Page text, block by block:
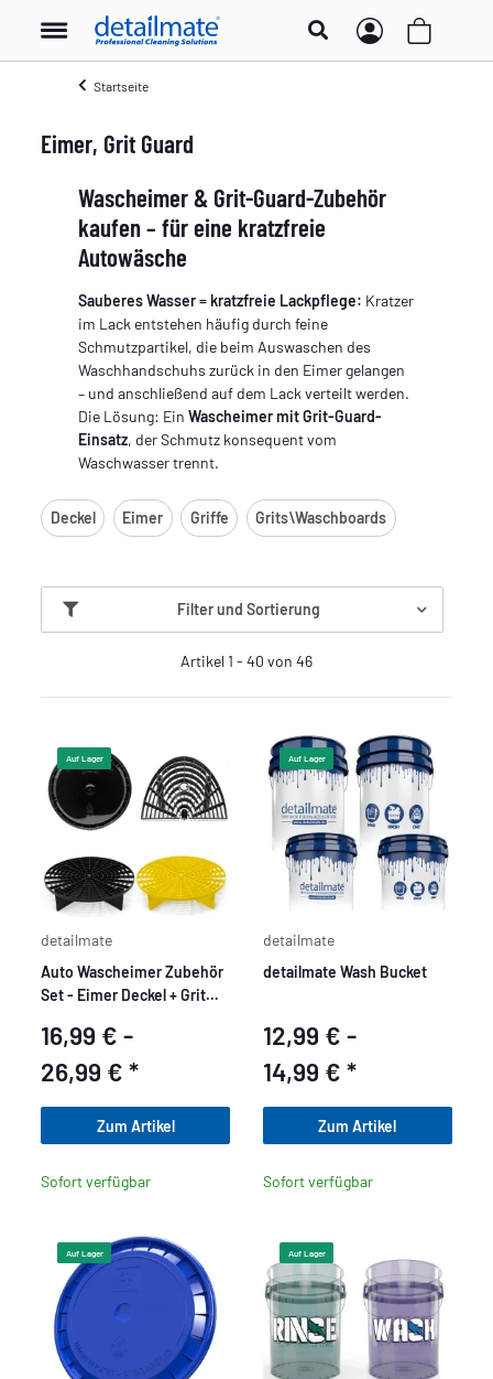
Startseite
Eimer, Grit Guard
Wascheimer & Grit-Guard-Zubehör
kaufen – für eine kratzfreie
Autowäsche
Sauberes Wasser = kratzfreie Lackpflege: Kratzer
im Lack entstehen häufig durch feine
Schmutzpartikel, die beim Auswaschen des
Waschhandschuhs zurück in den Eimer gelangen
– und anschließend auf dem Lack verteilt werden.
Die Lösung: EinWascheimer mit Grit-Guard-
Einsatz, der Schmutz konsequent vom
Waschwasser trennt.
Deckel Eimer Griffe Grits\Waschboards
Filter und Sortierung
Artikel 1 - 40 von 46
Auf Lager
detailmate
Auto Wascheimer Zubehör
Set - Eimer Deckel + Grit
Washboard
16,99 € -
26,99 €*
Zum Artikel
Sofort verfügbar
Auf Lager
detailmate
detailmate Wash Bucket
12,99 € -
14,99 € *
Zum Artikel
Sofort verfügbar
Auf Lager Auf Lager